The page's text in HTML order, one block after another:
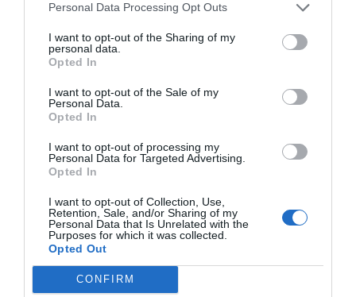
Personal Data Processing Opt Outs
I want to opt-out of the Sharing of my
personal data.
Opted In
I want to opt-out of the Sale of my
Personal Data.
Opted In
I want to opt-out of processing my
Personal Data for Targeted Advertising.
Opted In
I want to opt-out of Collection, Use,
Retention, Sale, and/or Sharing of my
Personal Data that Is Unrelated with the
Purposes for which it was collected.
Opted Out
CONFIRM
antonio carrasco ariasarguello
fremap
Destacados
La venta online de medicamentos
de uso humano: seguridad y
DIGITAL Isabel Marín Moral
24 Congreso Nacional
Farmacéutico de Oviedo